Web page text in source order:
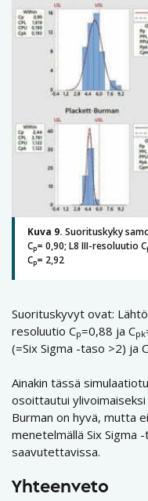
Kuva 9. Suorituskyky
Cp= 0,90; L8 III-resoluutio C
Cp= 2,92
Suorituskyvyt ovat:
resoluutio Cp=0,88 ja Cpk
(=Six Sigma -taso >2) ja C
Ainakin tässä
osoittautui
Burman on hyvä, mutta
menetelmällä Six Sigma
saavutettavissa.
Yhteenveto